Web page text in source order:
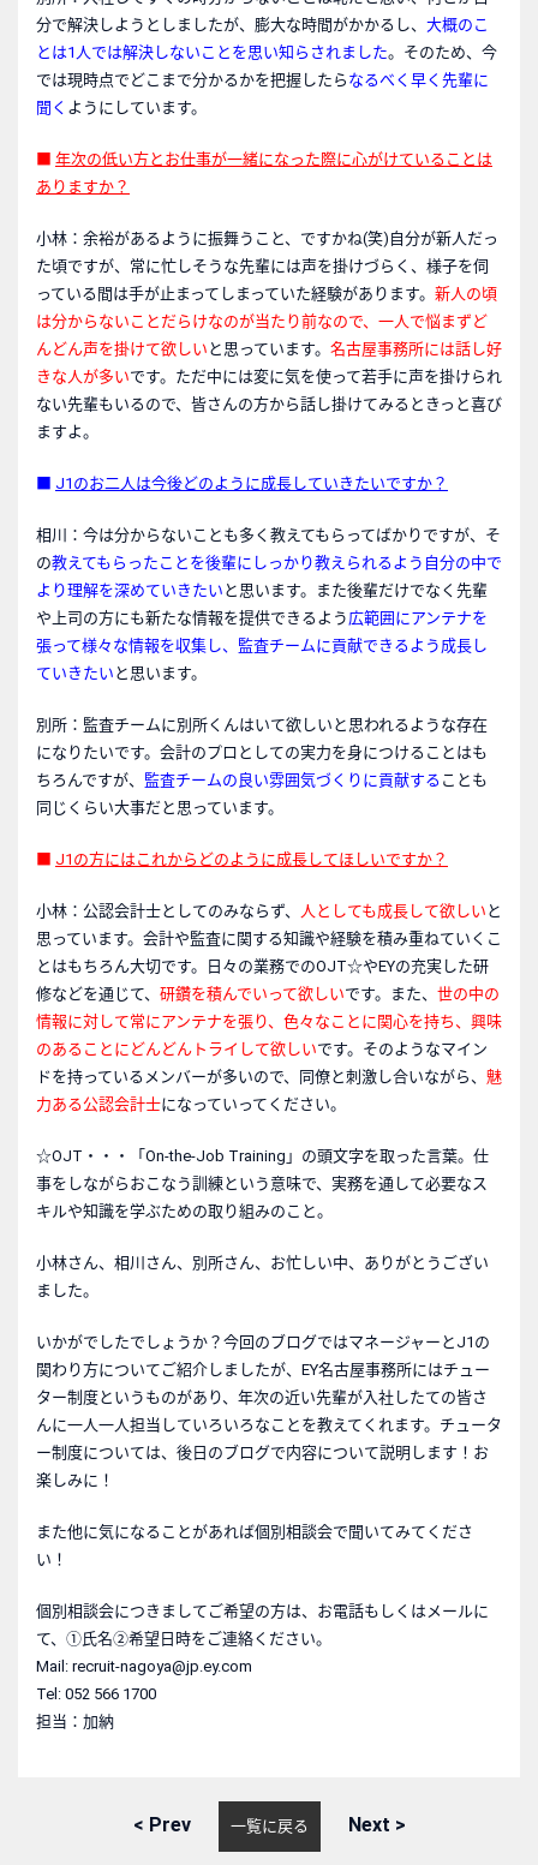
分で解決しようとしましたが、膨大な時間がかかるし、 大概のこ
とは1人では解決しないことを思い知らされました。そのため、今
では現時点でどこまで分かるかを把握したら なるべく早く先輩に
聞く ようにしています。
■ 年次の低い方とお仕事が一緒になった際に心がけていることは
ありますか？
小林：余裕があるように振舞うこと、ですかね(笑)自分が新人だっ
た頃ですが、常に忙しそうな先輩には声を掛けづらく、様子を伺
っている間は手が止まってしまっていた経験があります。 新人の頃
は分からないことだらけなのが当たり前なので、一人で悩まずど
んどん声を掛けて欲しい と思っています。 名古屋事務所には話し好
きな人が多いです。ただ中には変に気を使って若手に声を掛けられ
ない先輩もいるので、皆さんの方から話し掛けてみるときっと喜び
ますよ。
■ J1 のお二人は今後どのように成長していきたいですか？
相川：今は分からないことも多く教えてもらってばかりですが、そ
の教えてもらったことを後輩にしっかり教えられるよう自分の中で
より理解を深めていきたい と思います。また後輩だけでなく先輩
や上司の方にも新たな情報を提供できるよう 広範囲にアンテナを
張って様々な情報を収集し、監査チームに貢献できるよう成長し
ていきたい と思います。
別所：監査チームに別所くんはいて欲しいと思われるような存在
になりたいです。会計のプロとしての実力を身につけることはも
ちろんですが、 監査チームの良い雰囲気づくりに貢献する ことも
同じくらい大事だと思っています。
■ J1 の方にはこれからどのように成長してほしいですか？
小林：公認会計士としてのみならず、 人としても成長して欲しい と
思っています。会計や監査に関する知識や経験を積み重ねていくこ
とはもちろん大切です。日々の業務でのOJT☆やEYの充実した研
修などを通じて、 研鑽を積んでいって欲しいです。また、 世の中の
情報に対して常にアンテナを張り、色々なことに関心を持ち、興味
のあることにどんどんトライして欲しいです。そのようなマイン
ドを持っているメンバーが多いので、同僚と刺激し合いながら、 魅
力ある公認会計士になっていってください。
☆OJT・・・「On-the-Job Training」の頭文字を取った言葉。仕
事をしながらおこなう訓練という意味で、実務を通して必要なス
キルや知識を学ぶための取り組みのこと。
小林さん、相川さん、別所さん、お忙しい中、ありがとうござい
ました。
いかがでしたでしょうか？今回のブログではマネージャーとJ1の
関わり方についてご紹介しましたが、EY名古屋事務所にはチュー
ター制度というものがあり、年次の近い先輩が入社したての皆さ
んに一人一人担当していろいろなことを教えてくれます。チュータ
ー制度については、後日のブログで内容について説明します！お
楽しみに！
また他に気になることがあれば個別相談会で聞いてみてくださ
い！
個別相談会につきましてご希望の方は、お電話もしくはメールに
て、①氏名②希望日時をご連絡ください。
Mail: recruit-nagoya@jp.ey.com
Tel: 052 566 1700
担当：加納
< Prev 一覧に戻る Next >